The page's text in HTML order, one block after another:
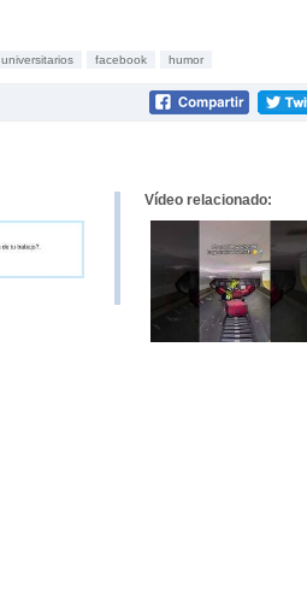
universitarios facebook humor
Vídeo relacionado: